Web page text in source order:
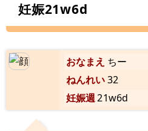
妊娠21w6d
おなまえ ちー
ねんれい32
妊娠週21w6d